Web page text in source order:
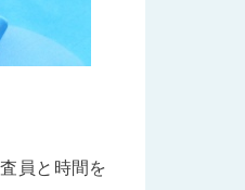
員と時間を